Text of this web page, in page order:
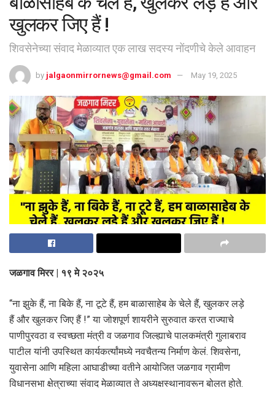
खुलकर जिए हैं !
शिवसेनेच्या संवाद मेळाव्यात एक लाख सदस्य नोंदणीचे केले आवाहन
by jalgaonmirrornews@gmail.com May 19, 2025
जळगाव मिरर | १९ मे २०२५
“ना झुके हैं, ना बिके हैं, ना टूटे हैं, हम बाळासाहेब के चेले हैं, खुलकर लड़े
हैं और खुलकर जिए हैं !” या जोशपूर्ण शायरीने सुरुवात करत राज्याचे
पाणीपुरवठा व स्वच्छता मंत्री व जळगाव जिल्ह्याचे पालकमंत्री गुलाबराव
पाटील यांनी उपस्थित कार्यकर्त्यांमध्ये नवचैतन्य निर्माण केलं. शिवसेना,
युवासेना आणि महिला आघाडीच्या वतीने आयोजित जळगाव ग्रामीण
विधानसभा क्षेत्राच्या संवाद मेळाव्यात ते अध्यक्षस्थानावरून बोलत होते.